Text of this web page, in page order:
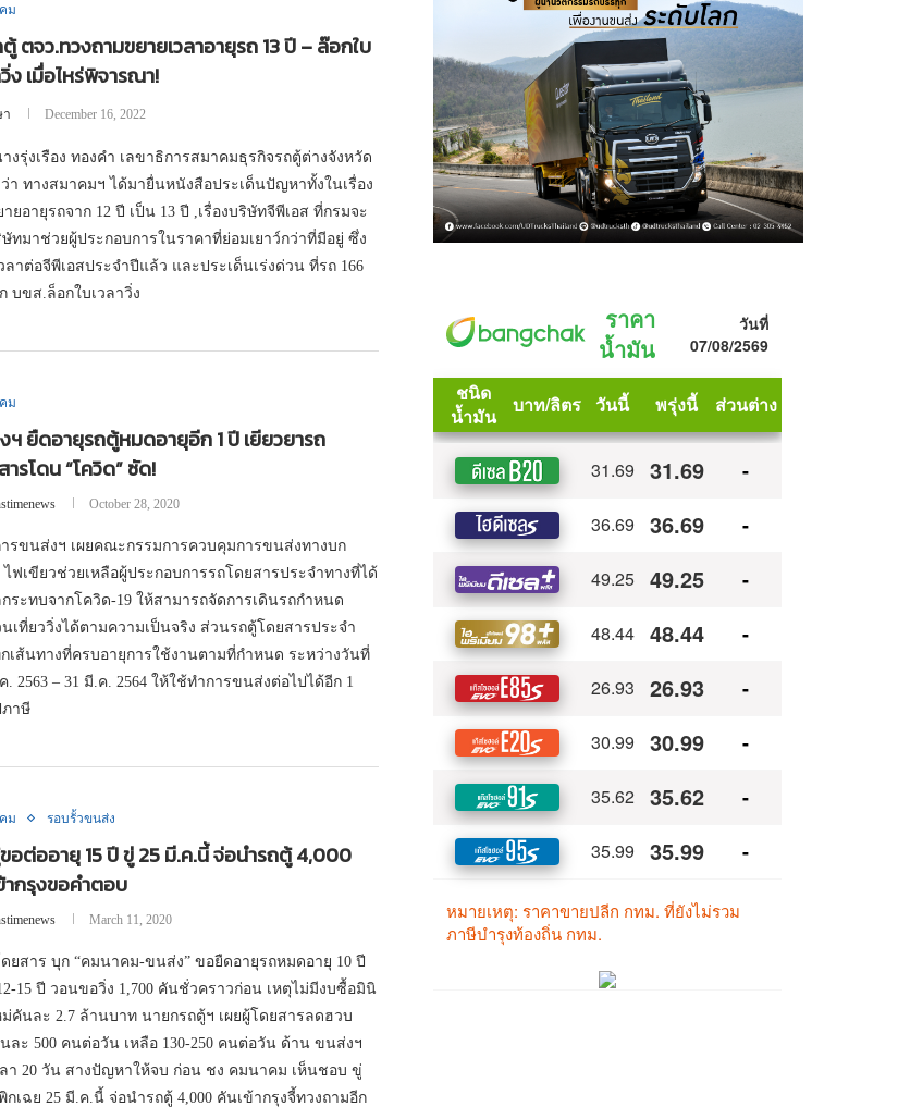
ม
ตจว.ทวงถามขยายเวลาอายุรถ 13 ปี – ล๊อกใบ
วิ่ง เมื่อไหร่พิจารณา!
า December 16, 2022
งรุ่งเรือง ทองคำ เลขาธิการสมาคมธุรกิจรถตู้ต่างจังหวัด
า ทางสมาคมฯ ได้มายื่นหนังสือประเด็นปัญหาทั้งในเรื่อง
ยอายุรถจาก 12 ปี เป็น 13 ปี ,เรื่องบริษัทจีพีเอส ที่กรมจะ
ทมาช่วยผู้ประกอบการในราคาที่ย่อมเยาว์กว่าที่มีอยู่ ซึ่ง
ลาต่อจีพีเอสประจำปีแล้ว และประเด็นเร่งด่วน ที่รถ 166
บขส.ล็อกใบเวลาวิ่ง
ม
ฯ ยืดอายุรถตู้หมดอายุอีก 1 ปี เยียวยารถ
ารโดน “โควิด” ซัด!
October 28, 2020
รขนส่งฯ เผยคณะกรรมการควบคุมการขนส่งทางบก
ไฟเขียวช่วยเหลือผู้ประกอบการรถโดยสารประจำทางที่ได้
ระทบจากโควิด-19 ให้สามารถจัดการเดินรถกำหนด
เที่ยววิ่งได้ตามความเป็นจริง ส่วนรถตู้โดยสารประจำ
เส้นทางที่ครบอายุการใช้งานตามที่กำหนด ระหว่างวันที่
. 2563 – 31 มี.ค. 2564 ให้ใช้ทำการขนส่งต่อไปได้อีก 1
ภาษี
ม รอบรั้วขนส่ง
อต่ออายุ 15 ปี ขู่ 25 มี.ค.นี้ จ่อนำรถตู้ 4,000
ากรุงขอคำตอบ
March 11, 2020
ยสาร บุก “คมนาคม-ขนส่ง” ขอยืดอายุรถหมดอายุ 10 ปี
15 ปี วอนขอวิ่ง 1,700 คันชั่วคราวก่อน เหตุไม่มีงบซื้อมินิ
คันละ 2.7 ล้านบาท นายกรถตู้ฯ เผยผู้โดยสารลดฮวบ
ละ 500 คนต่อวัน เหลือ 130-250 คนต่อวัน ด้าน ขนส่งฯ
า 20 วัน สางปัญหาให้จบ ก่อน ชง คมนาคม เห็นชอบ ขู่
กเฉย 25 มี.ค.นี้ จ่อนำรถตู้ 4,000 คันเข้ากรุงจี้ทวงถามอีก